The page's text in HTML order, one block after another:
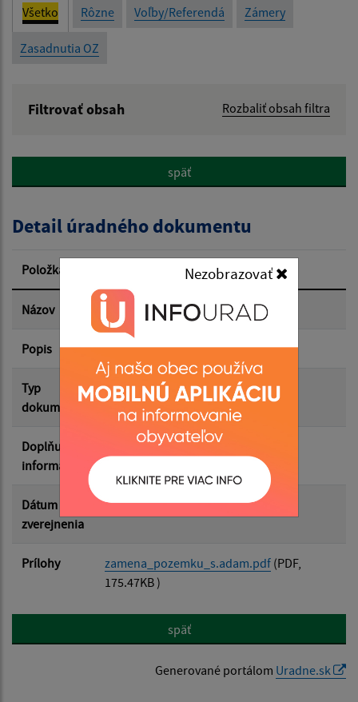
Nezobrazovať
Všetko Rôzne Voľby/Referendá Zámery
Zasadnutia OZ
Filtrovať obsah Rozbaliť obsah filtra
Popis:
Dátum zverejnenia od:
Dátum zverejnenia do:
Filtrovať Reset
späť
Detail úradného dokumentu
Položka
Názov Zámena pozemku
Popis
Typ
dokumentu
Zámery
Doplňujúce
informácie
Dátum
zverejnenia
28.05.2026
Prílohy zamena_pozemku_s.adam.pdf (PDF,
175.47KB )
späť
Generované portálom Uradne.sk